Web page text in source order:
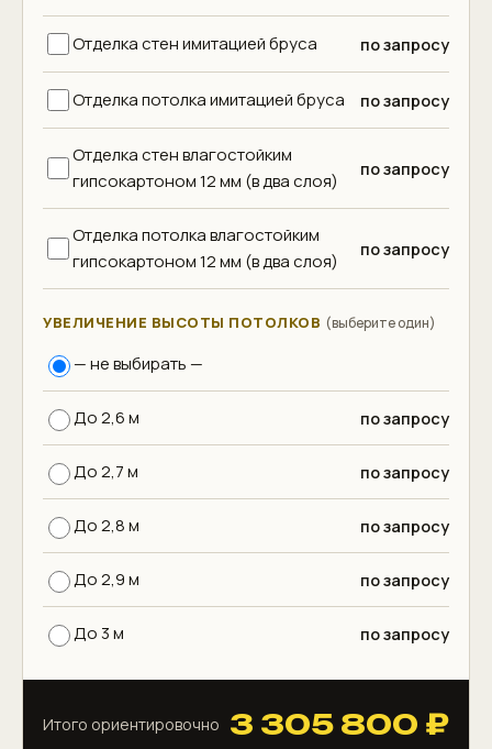
Отделка стен имитацией бруса по запросу
Отделка потолка имитацией бруса по запросу
Отделка стен влагостойким
гипсокартоном 12 мм (в два слоя)
по запросу
Отделка потолка влагостойким
гипсокартоном 12 мм (в два слоя)
по запросу
УВЕЛИЧЕНИЕ ВЫСОТЫ ПОТОЛКОВ (выберите один)
— не выбирать —
До 2,6 м по запросу
До 2,7 м по запросу
До 2,8 м по запросу
До 2,9 м по запросу
До 3 м по запросу
Итого ориентировочно 3 305 800 ₽